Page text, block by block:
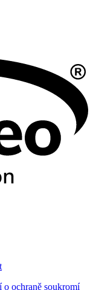
o ochraně soukromí